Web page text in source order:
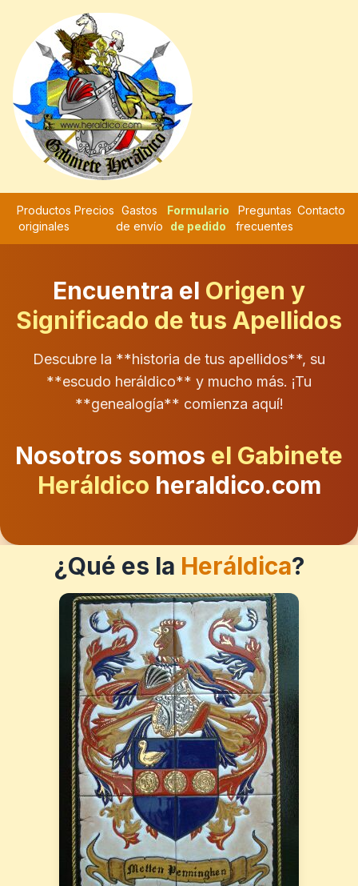
Productos
originales
Precios Gastos
de envío
Formulario
de pedido
Preguntas
frecuentes
Contacto
Encuentra el Origen y
Significado de tus Apellidos
Descubre la **historia de tus apellidos**, su
**escudo heráldico** y mucho más. ¡Tu
**genealogía** comienza aquí!
Nosotros somos el Gabinete
Heráldico heraldico.com
¿Qué es la Heráldica?